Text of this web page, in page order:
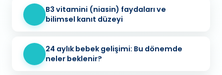
B3 vitamini (niasin) faydaları ve
bilimsel kanıt düzeyi
24 aylık bebek gelişimi: Bu dönemde
neler beklenir?